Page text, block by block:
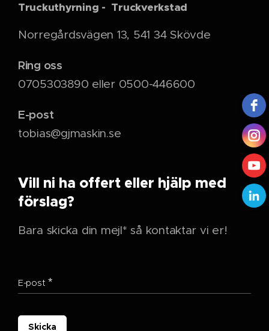
Truckuthyrning - Truckverkstad
Norregårdsvägen 13, 541 34 Skövde
Ring oss
0705303890 eller 0500-446600
E-post
tobias@gjmaskin.se
Vill ni ha offert eller hjälp med
förslag?
Bara skicka din mejl* så kontaktar vi er!
E-post
Skicka